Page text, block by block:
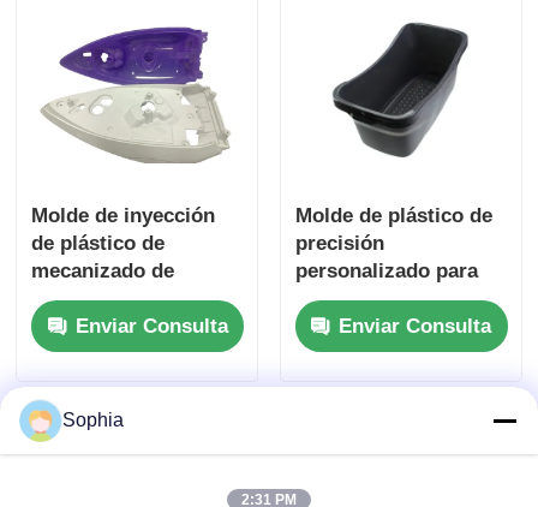
Molde de inyección
de plástico de
mecanizado de
precisión de larga
duración de diseño
personalizado para
electrodomésticos
Enviar Consulta
Molde de plástico de
precisión
personalizado para
electrodomésticos
con larga vida útil
Enviar Consulta
Sophia
2:31 PM